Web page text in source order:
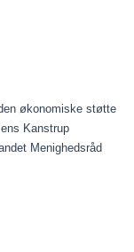
økonomiske støtte
Kanstrup
Menighedsråd